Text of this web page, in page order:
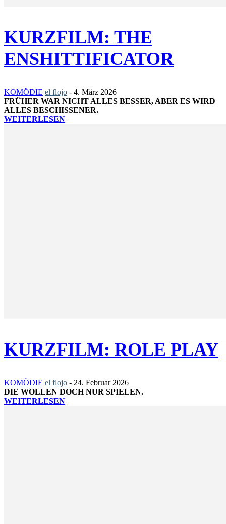
KURZFILM: THE
ENSHITTIFICATOR
KOMÖDIE el flojo - 4. März 2026
FRÜHER WAR NICHT ALLES BESSER, ABER ES WIRD
ALLES BESCHISSENER.
WEITERLESEN
KURZFILM: ROLE PLAY
KOMÖDIE el flojo - 24. Februar 2026
DIE WOLLEN DOCH NUR SPIELEN.
WEITERLESEN